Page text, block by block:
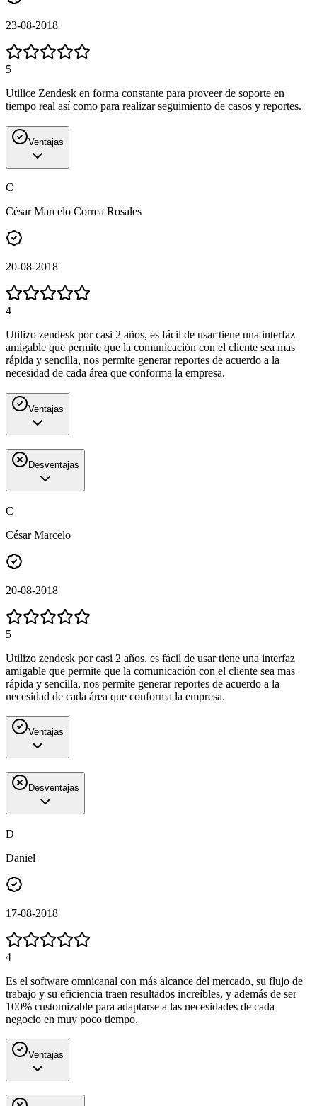
23-08-2018
5
Utilice Zendesk en forma constante para proveer de soporte en
tiempo real así como para realizar seguimiento de casos y reportes.
Ventajas
C
César Marcelo Correa Rosales
20-08-2018
4
Utilizo zendesk por casi 2 años, es fácil de usar tiene una interfaz
amigable que permite que la comunicación con el cliente sea mas
rápida y sencilla, nos permite generar reportes de acuerdo a la
necesidad de cada área que conforma la empresa.
Ventajas
Desventajas
C
César Marcelo
20-08-2018
5
Utilizo zendesk por casi 2 años, es fácil de usar tiene una interfaz
amigable que permite que la comunicación con el cliente sea mas
rápida y sencilla, nos permite generar reportes de acuerdo a la
necesidad de cada área que conforma la empresa.
Ventajas
Desventajas
D
Daniel
17-08-2018
4
Es el software omnicanal con más alcance del mercado, su flujo de
trabajo y su eficiencia traen resultados increíbles, y además de ser
100% customizable para adaptarse a las necesidades de cada
negocio en muy poco tiempo.
Ventajas